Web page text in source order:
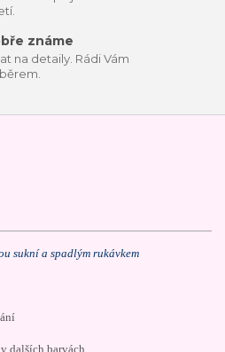
známe
na detaily. Rádi Vám
sukní a spadlým rukávkem
dalších barvách